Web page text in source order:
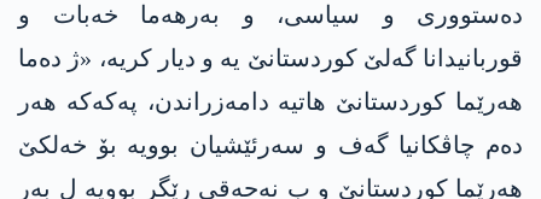
دەستووری و سیاسی، و بەرهەما خەبات و
قوربانیدانا گەلێ کوردستانێ یە و دیار کریە، «ژ دەما
هەرێما کوردستانێ هاتیە دامەزراندن، په‌كه‌كه‌ هەر
دەم چاڤکانیا گەف و سەرئێشیان بوویە بۆ خەلکێ
هەرێما کوردستانێ و ب نەحەقی رێگر بوویە ل بەر